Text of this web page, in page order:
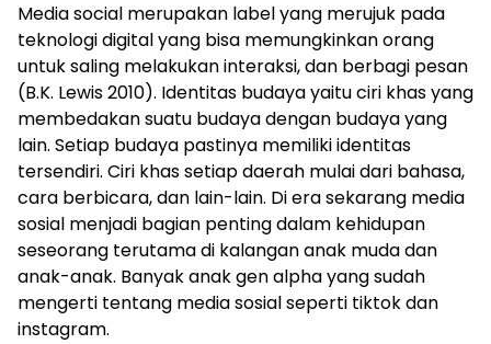
Media social merupakan label yang merujuk pada
teknologi digital yang bisa memungkinkan orang
untuk saling melakukan interaksi, dan berbagi pesan
(B.K. Lewis 2010). Identitas budaya yaitu ciri khas yang
membedakan suatu budaya dengan budaya yang
lain. Setiap budaya pastinya memiliki identitas
tersendiri. Ciri khas setiap daerah mulai dari bahasa,
cara berbicara, dan lain-lain. Di era sekarang media
sosial menjadi bagian penting dalam kehidupan
seseorang terutama di kalangan anak muda dan
anak-anak. Banyak anak gen alpha yang sudah
mengerti tentang media sosial seperti tiktok dan
instagram.